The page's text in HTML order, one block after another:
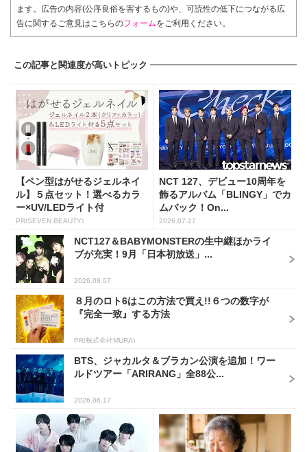
ます。広告の内容(公序良俗を害するもの)や、可読性の低下につながる広
告に関するご意見はこちらのフォームをご利用ください。
この記事と関連度が高いトピック
【ペン型はがせるジェルネイ
ル】５点セット！選べるカラ
ー×UV/LEDライト付
PR(SEVEN BEAUTY)
NCT 127、デビュー10周年を
飾るアルバム「BLINGY」でカ
ムバック！On...
2026.07.27
NCT127＆BABYMONSTERの生中継ほかライ
ブが充実！9月「日本初放送」...
2026.08.07
８月のロト6はこの方法で買え!!６つの数字が
『完全一致』する方法
PR(株式会社MURA)
BTS、ジャカルタ＆ブラカン公演を追加！ワー
ルドツアー「ARIRANG」全88公...
2026.06.17